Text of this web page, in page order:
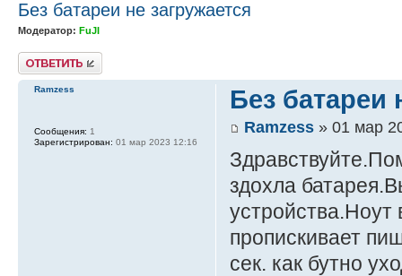
Без батареи не загружается
Модератор: FuJI
Ответить
Без батареи
Ramzess» 01 мар
здохла
устройства.Ноут
пропискивает
сек. как бутно
Ramzess
Сообщения: 1
Зарегистрирован: 01 мар 2023 12:16